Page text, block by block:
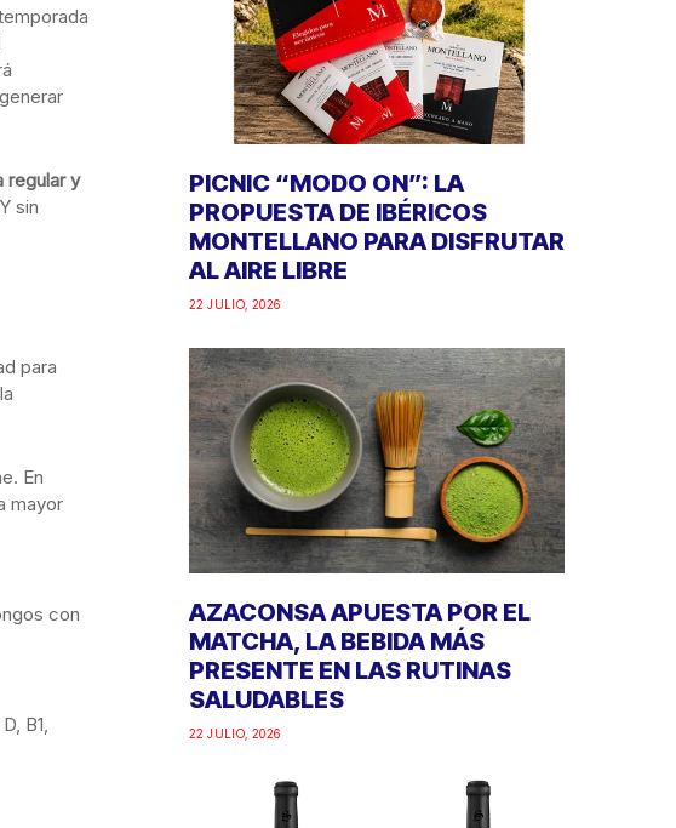
regular y
sin
para
En
mayor
con
B1,
PICNIC “MODO ON”: LA
PROPUESTA DE IBÉRICOS
MONTELLANO PARA DISFRUTAR
AL AIRE LIBRE
22 JULIO, 2026
AZACONSA APUESTA POR EL
MATCHA, LA BEBIDA MÁS
PRESENTE EN LAS RUTINAS
SALUDABLES
22 JULIO, 2026